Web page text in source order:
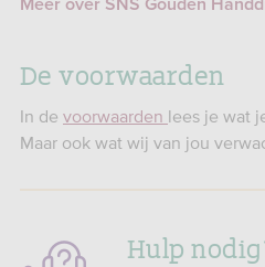
Meer over SNS Gouden
De voorwaarden
In de voorwaarden lees je wat
Maar ook wat wij van jou
Hulp